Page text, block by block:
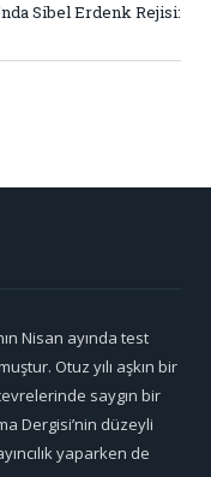
Sibel Erdenk Rejisi:
Nisan ayında test
Otuz yılı aşkın bir
saygın bir
Dergisi’nin düzeyli
yaparken de